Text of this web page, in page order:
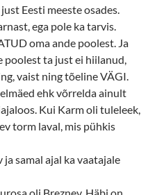
Eesti meeste osades.
ega pole ka tarvis.
oma ande poolest. Ja
poolest ta just ei hiilanud,
vaist ning tõeline VÄGI.
ehk võrrelda ainult
Kui Karm oli tuleleek,
torm laval, mis pühkis
samal ajal ka vaatajale